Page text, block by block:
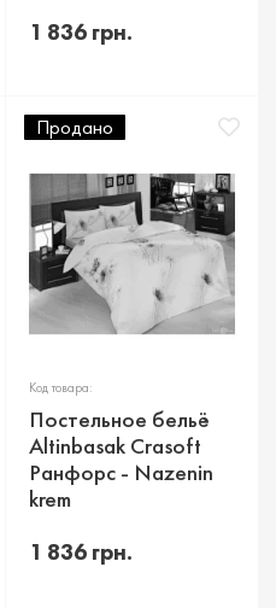
1 836 грн.
Продано
Код товара:
Постельное бельё
Altinbasak Crasoft
Ранфорс - Nazenin
krem
1 836 грн.